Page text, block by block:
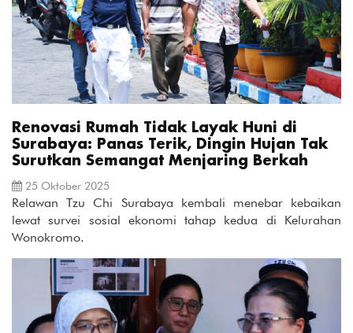
Renovasi Rumah Tidak Layak Huni di
Surabaya: Panas Terik, Dingin Hujan Tak
Surutkan Semangat Menjaring Berkah
25 Oktober 2025
Relawan Tzu Chi Surabaya kembali menebar kebaikan
lewat survei sosial ekonomi tahap kedua di Kelurahan
Wonokromo.